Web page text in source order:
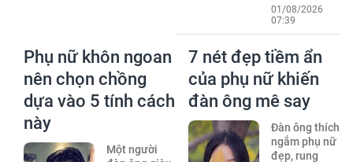
01/08/2026
07:39
Phụ nữ khôn ngoan
nên chọn chồng
dựa vào 5 tính cách
này
Một người
7 nét đẹp tiềm ẩn
của phụ nữ khiến
đàn ông mê say
Đàn ông thích
ngắm phụ nữ
đẹp, rung